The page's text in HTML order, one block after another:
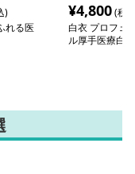
)
れる医
¥4,800(税
白衣 プロフェ
ル厚手医療白衣